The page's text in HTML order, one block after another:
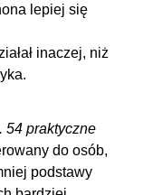
00:17:58
01:41:55
lepiej się
inaczej, niż
54 praktyczne
do osób,
podstawy